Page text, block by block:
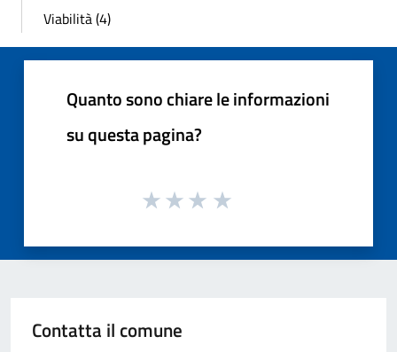
Viabilità (4)
Quanto sono chiare le informazioni
su questa pagina?
Contatta il comune